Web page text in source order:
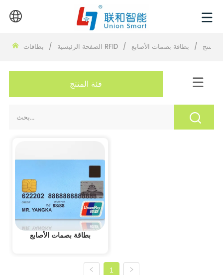
الصفحة الرئيسية / بطاقات RFID / / بطاقة بصمات الأصابع
فئة المنتج
بطاقة بصمات الأصابع
1